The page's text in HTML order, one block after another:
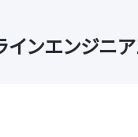
インエンジニ